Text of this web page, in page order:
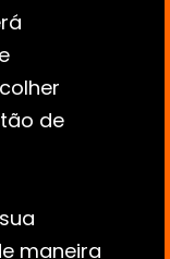
de
maneira